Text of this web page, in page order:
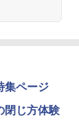
集ページ
閉じ方体験